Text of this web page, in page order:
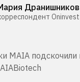
Oninvest
MAIA